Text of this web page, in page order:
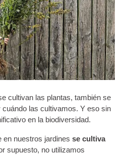
cultivan las plantas, también se
las cultivamos. Y eso sin
en la biodiversidad.
en nuestros jardines se cultiva
supuesto, no utilizamos